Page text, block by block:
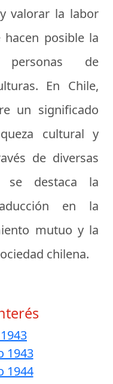
valorar la labor
posible la
personas de
En Chile,
un significado
cultural y
de diversas
se destaca la
en la
mutuo y la
chilena.
1943
1944